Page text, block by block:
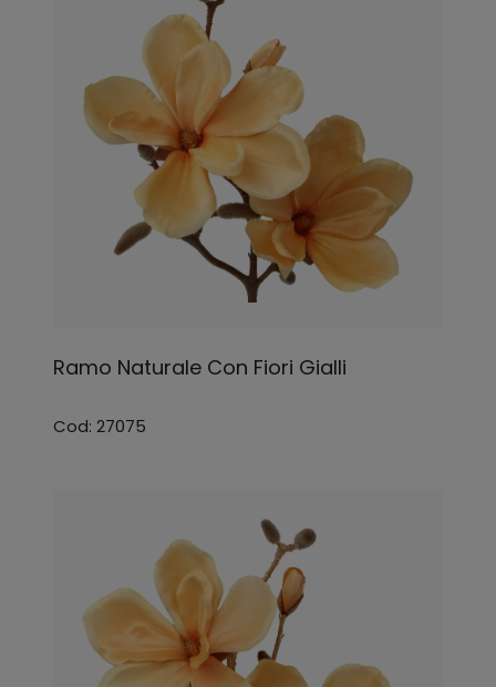
Ramo Naturale Con Fiori Gialli
Cod: 27075